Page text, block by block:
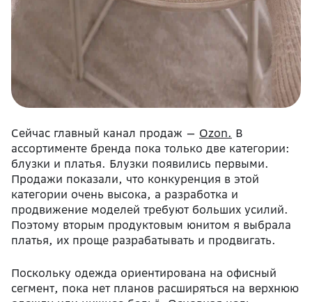
Сейчас главный канал продаж — Ozon. В
ассортименте бренда пока только две категории:
блузки и платья. Блузки появились первыми.
Продажи показали, что конкуренция в этой
категории очень высока, а разработка и
продвижение моделей требуют больших усилий.
Поэтому вторым продуктовым юнитом я выбрала
платья, их проще разрабатывать и продвигать.
Поскольку одежда ориентирована на офисный
сегмент, пока нет планов расширяться на верхнюю